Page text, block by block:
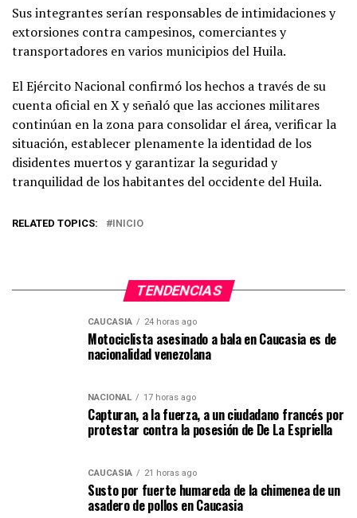
Sus integrantes serían responsables de intimidaciones y
extorsiones contra campesinos, comerciantes y
transportadores en varios municipios del Huila.
El Ejército Nacional confirmó los hechos a través de su
cuenta oficial en X y señaló que las acciones militares
continúan en la zona para consolidar el área, verificar la
situación, establecer plenamente la identidad de los
disidentes muertos y garantizar la seguridad y
tranquilidad de los habitantes del occidente del Huila.
RELATED TOPICS: INICIO
TENDENCIAS
CAUCASIA 24 horas ago
Motociclista asesinado a bala en Caucasia es de
nacionalidad venezolana
NACIONAL 17 horas ago
Capturan, a la fuerza, a un ciudadano francés por
protestar contra la posesión de De La Espriella
CAUCASIA 21 horas ago
Susto por fuerte humareda de la chimenea de un
asadero de pollos en Caucasia